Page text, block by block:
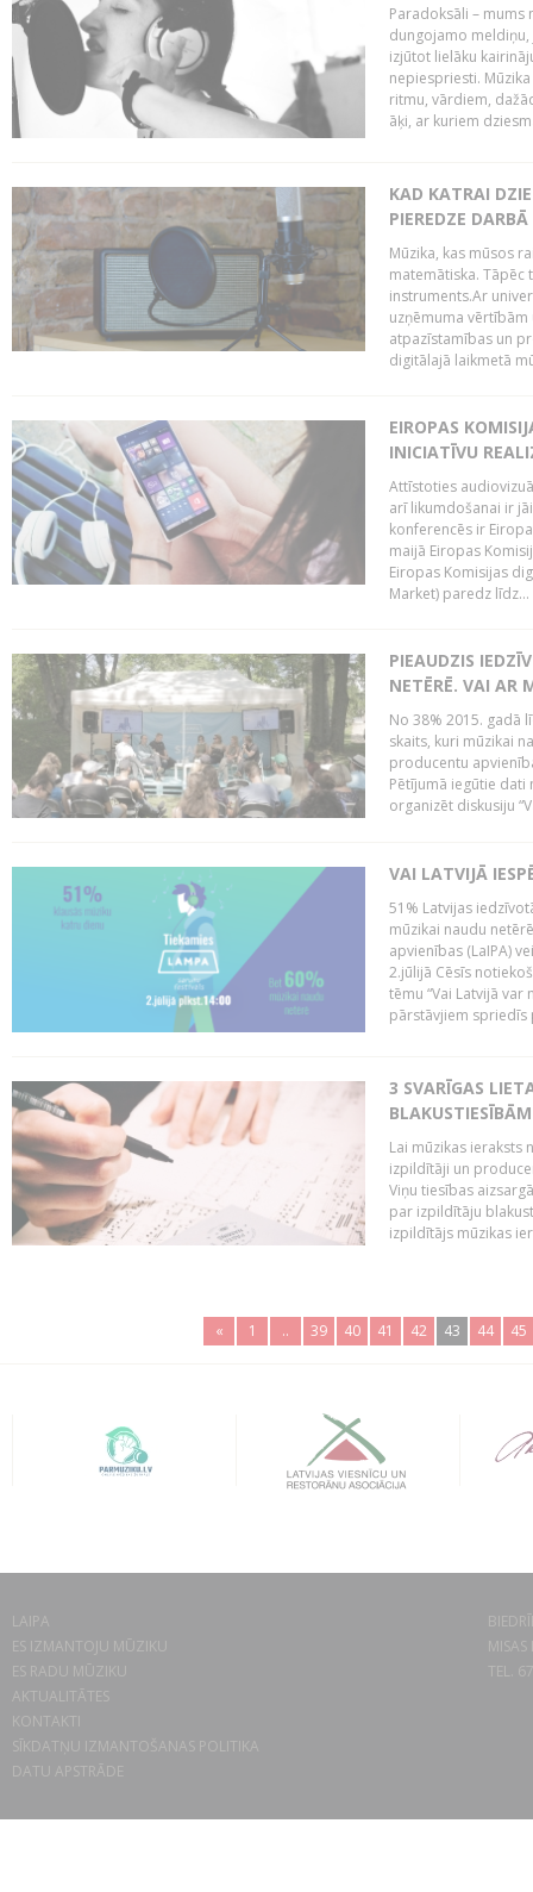
Paradoksāli – mums
dungojamo
izjūtot lielāku
nepiespriesti.
ritmu, vārdiem,
āķi, ar kuriem
KAD KATRAI
PIEREDZE
Mūzika, kas mūsos
matemātiska. Tāpēc
instruments.Ar
uzņēmuma
atpazīstamības un
digitālajā laikmetā
EIROPAS
INICIATĪVU
Attīstoties
arī likumdošanai ir
konferencēs ir
maijā Eiropas
Eiropas Komisijas
Market) paredz līdz...
PIEAUDZIS
NETĒRĒ. VAI AR
No 38% 2015. gadā
skaits, kuri mūzikai
producentu
Pētījumā iegūtie dati
organizēt diskusiju
VAI LATVIJĀ
51% Latvijas
mūzikai naudu
apvienības (LaIPA)
2.jūlijā Cēsīs
tēmu “Vai Latvijā
pārstāvjiem spriedīs
3 SVARĪGAS
BLAKUSTIESĪBĀM
Lai mūzikas ieraksts
izpildītāji un
Viņu tiesības
par izpildītāju
izpildītājs mūzikas
« 1 .. 39 40 41 42 43 44 45
LAIPA
ES IZMANTOJU MŪZIKU
ES RADU MŪZIKU
AKTUALITĀTES
KONTAKTI
SĪKDATŅU IZMANTOŠANAS POLITIKA
DATU APSTRĀDE
TEL.